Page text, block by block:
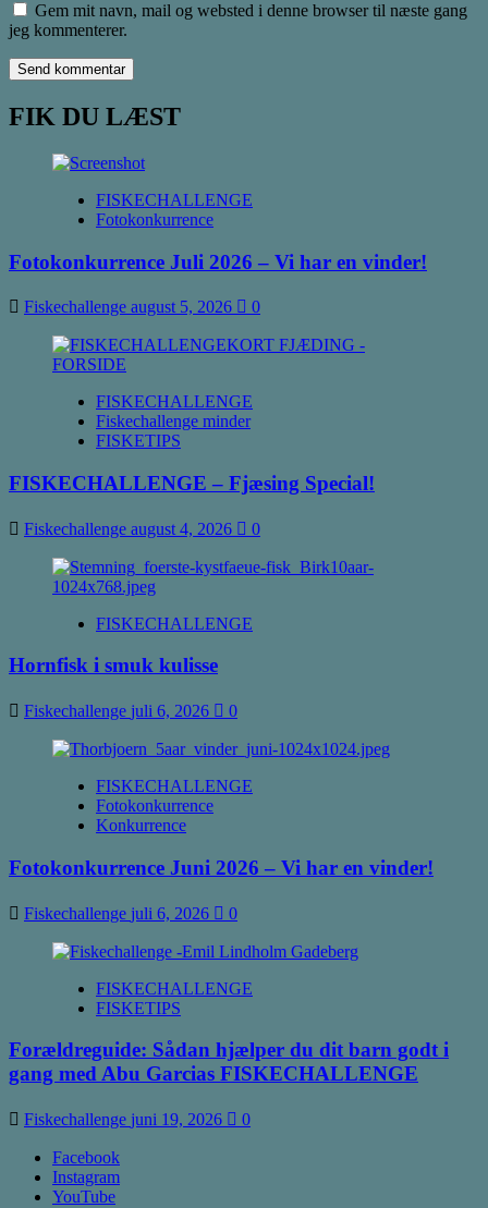
Gem mit navn, mail og websted i denne browser til næste gang
jeg kommenterer.
FIK DU LÆST
FISKECHALLENGE
Fotokonkurrence
Fotokonkurrence Juli 2026 – Vi har en vinder!
Fiskechallenge august 5, 2026 0
FISKECHALLENGE
Fiskechallenge minder
FISKETIPS
FISKECHALLENGE – Fjæsing Special!
Fiskechallenge august 4, 2026 0
FISKECHALLENGE
Hornfisk i smuk kulisse
Fiskechallenge juli 6, 2026 0
FISKECHALLENGE
Fotokonkurrence
Konkurrence
Fotokonkurrence Juni 2026 – Vi har en vinder!
Fiskechallenge juli 6, 2026 0
FISKECHALLENGE
FISKETIPS
Forældreguide: Sådan hjælper du dit barn godt i
gang med Abu Garcias FISKECHALLENGE
Fiskechallenge juni 19, 2026 0
Facebook
Instagram
YouTube